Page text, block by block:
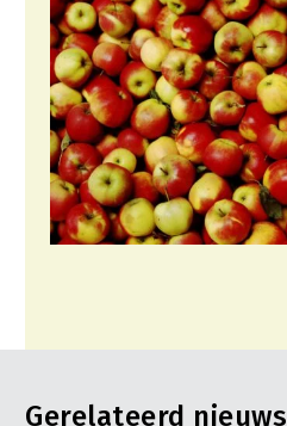
Mensen
Bestuur en Directie
Medewerkers
Vakgroepbestuurders
Jaarverslag 2023
Vacatures
Pers
Contact
Gerelateerd nieuws